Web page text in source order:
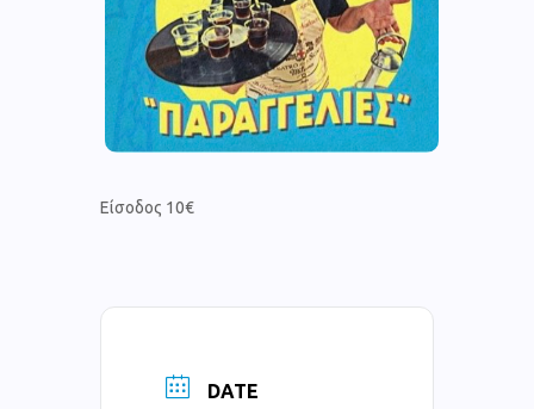
Είσοδος 10€
DATE